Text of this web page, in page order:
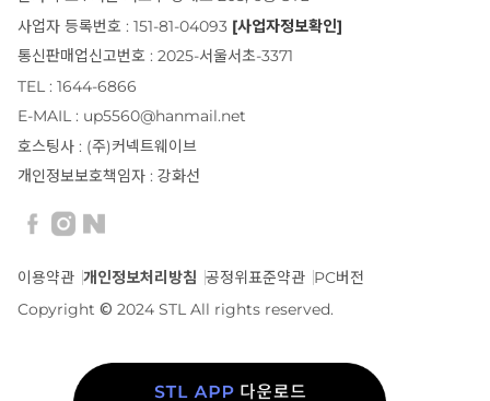
사업자 등록번호 : 151-81-04093 [사업자정보확인]
통신판매업신고번호 : 2025-서울서초-3371
TEL : 1644-6866
E-MAIL : up5560@hanmail.net
호스팅사 : (주)커넥트웨이브
개인정보보호책임자 : 강화선
이용약관 개인정보처리방침 공정위표준약관 PC버전
Copyright © 2024 STL All rights reserved.